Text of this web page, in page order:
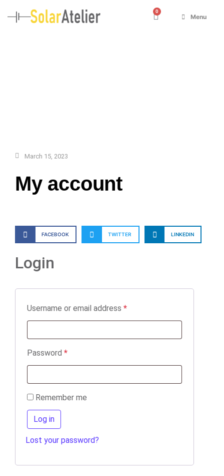
Menu
March 15, 2023
My account
FACEBOOK TWITTER LINKEDIN
Login
Username or email address *
Password *
Remember me
Log in
Lost your password?